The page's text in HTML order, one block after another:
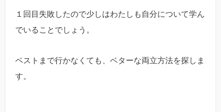
１回目失敗したので少しはわたしも自分について学ん
でいることでしょう。
ベストまで行かなくても、ベターな両立方法を探しま
す。